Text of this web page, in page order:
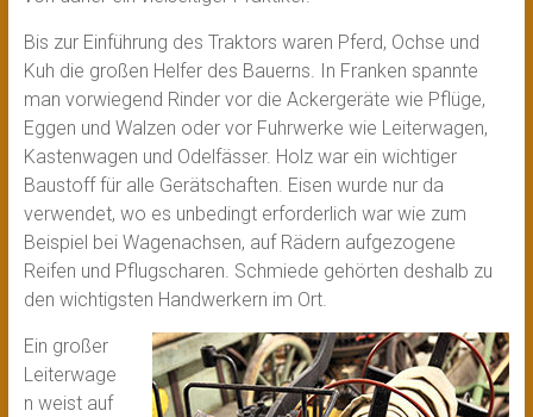
Bis zur Einführung des Traktors waren Pferd, Ochse und
Kuh die großen Helfer des Bauerns. In Franken spannte
man vorwiegend Rinder vor die Ackergeräte wie Pflüge,
Eggen und Walzen oder vor Fuhrwerke wie Leiterwagen,
Kastenwagen und Odelfässer. Holz war ein wichtiger
Baustoff für alle Gerätschaften. Eisen wurde nur da
verwendet, wo es unbedingt erforderlich war wie zum
Beispiel bei Wagenachsen, auf Rädern aufgezogene
Reifen und Pflugscharen. Schmiede gehörten deshalb zu
den wichtigsten Handwerkern im Ort.
Ein großer
Leiterwage
n weist auf